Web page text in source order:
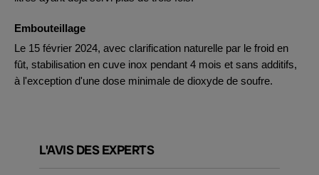
Embouteillage
Le 15 février 2024, avec clarification naturelle par le froid en
fût, stabilisation en cuve inox pendant 4 mois et sans additifs,
à l'exception d'une dose minimale de dioxyde de soufre.
L'AVIS DES EXPERTS